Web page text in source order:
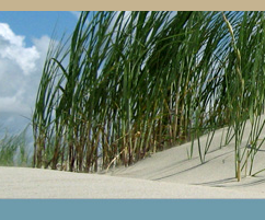
navigation